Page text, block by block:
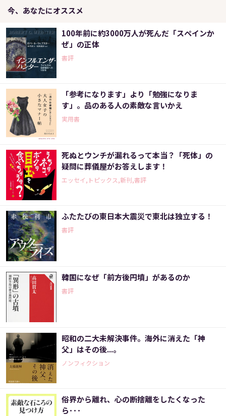
今、あなたにオススメ
100年前に約3000万人が死んだ「スペインか
ぜ」の正体
書評
「参考になります」より「勉強になりま
す」。品のある人の素敵な言いかえ
実用書
死ぬとウンチが漏れるって本当？「死体」の
疑問に葬儀屋がお答えします！
エッセイ,トピックス,新刊,書評
ふたたびの東日本大震災で東北は独立する！
書評
韓国になぜ「前方後円墳」があるのか
書評
昭和の二大未解決事件。海外に消えた「神
父」はその後...。
ノンフィクション
俗界から離れ、心の断捨離をしたくなった
ら･･･